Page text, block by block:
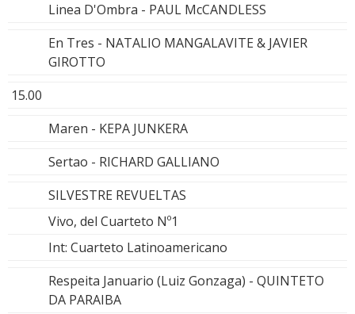
Linea D'Ombra - PAUL McCANDLESS
En Tres - NATALIO MANGALAVITE & JAVIER
GIROTTO
15.00
Maren - KEPA JUNKERA
Sertao - RICHARD GALLIANO
SILVESTRE REVUELTAS
Vivo, del Cuarteto Nº1
Int: Cuarteto Latinoamericano
Respeita Januario (Luiz Gonzaga) - QUINTETO
DA PARAIBA